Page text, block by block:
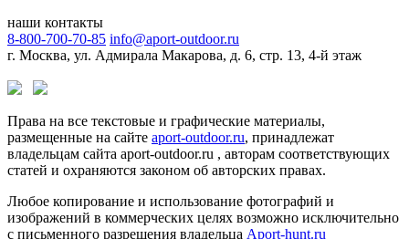
наши контакты
8-800-700-70-85 info@aport-outdoor.ru
г. Москва, ул. Адмирала Макарова, д. 6, стр. 13, 4-й этаж
Права на все текстовые и графические материалы,
размещенные на сайте aport-outdoor.ru, принадлежат
владельцам сайта aport-outdoor.ru , авторам соответствующих
статей и охраняются законом об авторских правах.
Любое копирование и использование фотографий и
изображений в коммерческих целях возможно исключительно
с письменного разрешения владельца Aport-hunt.ru